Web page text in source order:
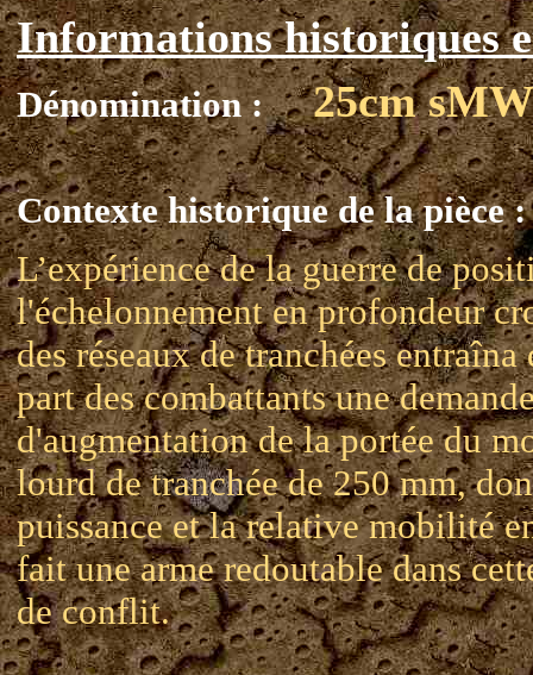
Informations historiques
Dénomination : 25cm
Contexte historique de la pièce :
L’expérience de la guerre de
l'échelonnement en profondeur
des réseaux de tranchées entraîna
part des combattants une
d'augmentation de la portée du
lourd de tranchée de 250 mm,
puissance et la relative mobilité
fait une arme redoutable dans
de conflit.